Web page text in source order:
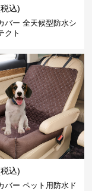
込)
バー 全天候型防水シ
クト
込)
バー ペット用防水ド